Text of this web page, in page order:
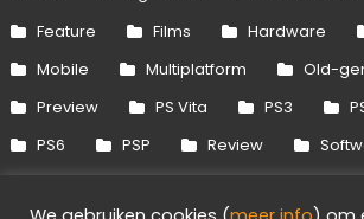
Feature
Films Hardware
Mobile
Multiplatform Old-
Preview
PS Vita PS3
PS6
PSP Review